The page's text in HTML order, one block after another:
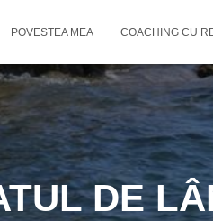
POVESTEA MEA COACHING CU
DE